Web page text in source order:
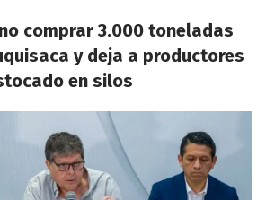
comprar 3.000 toneladas
y deja a productores
en silos